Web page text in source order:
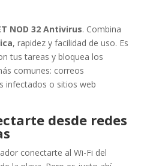
NOD 32 Antivirus. Combina
, rapidez y facilidad de uso. Es
tus tareas y bloquea los
comunes: correos
infectados o sitios web
desde redes
conectarte al Wi-Fi del